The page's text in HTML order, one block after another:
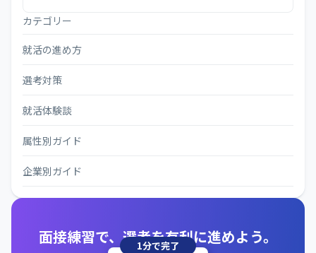
カテゴリー
就活の進め方
選考対策
就活体験談
属性別ガイド
企業別ガイド
面接練習で、選考を有利に進めよう。
1分で完了